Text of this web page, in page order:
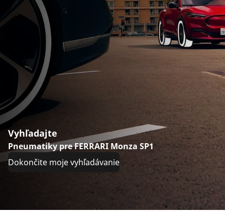
Vyhľadajte
Pneumatiky pre FERRARI Monza SP1
Dokončite moje vyhľadávanie